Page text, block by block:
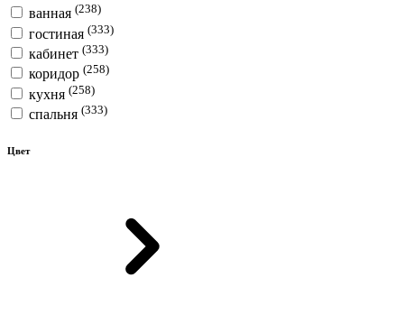
ванная (238)
гостиная (333)
кабинет (333)
коридор (258)
кухня (258)
спальня (333)
Цвет